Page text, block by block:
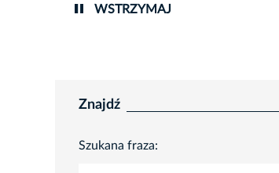
WSTRZYMAJ
Znajdź
Szukana fraza: